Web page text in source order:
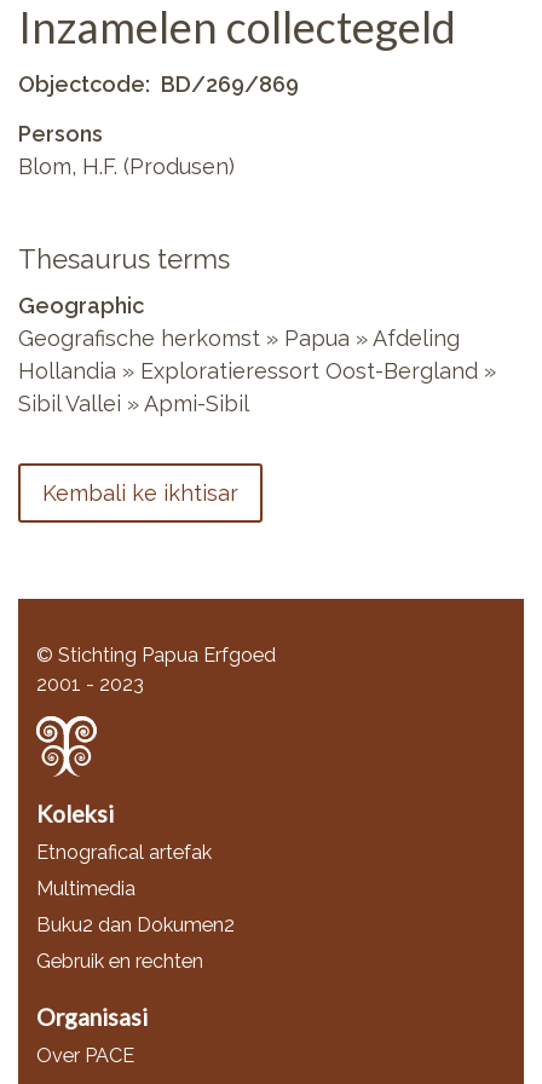
Inzamelen collectegeld
Objectcode
BD/269/869
Persons
Blom, H.F. (Produsen)
Thesaurus terms
Geographic
Geografische herkomst » Papua » Afdeling
Hollandia » Exploratieressort Oost-Bergland »
Sibil Vallei » Apmi-Sibil
Kembali ke ikhtisar
© Stichting Papua Erfgoed
2001 - 2023
Koleksi
Etnografical artefak
Multimedia
Buku2 dan Dokumen2
Gebruik en rechten
Organisasi
Over PACE